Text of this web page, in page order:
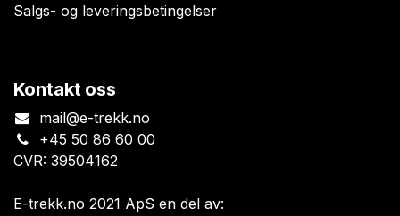
Salgs- og leveringsbetingelser
Kontakt oss
mail@e-trekk.no
+45 50 86 60 00
CVR: 39504162
E-trekk.no 2021 ApS en del av: